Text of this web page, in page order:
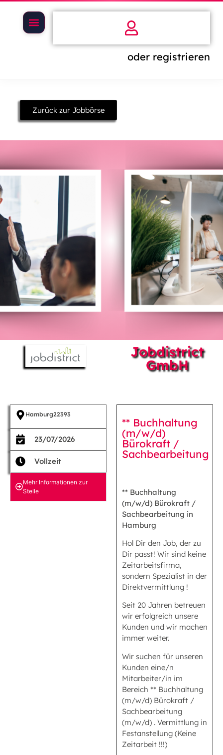
oder registrieren
Zurück zur Jobbörse
Jobdistrict
GmbH
Hamburg22393
23/07/2026
Vollzeit
Mehr Informationen zur
Stelle
** Buchhaltung
(m/w/d)
Bürokraft /
Sachbearbeitung
** Buchhaltung
(m/w/d) Bürokraft /
Sachbearbeitung in
Hamburg
Hol Dir den Job, der zu
Dir passt! Wir sind keine
Zeitarbeitsfirma,
sondern Spezialist in der
Direktvermittlung !
Seit 20 Jahren betreuen
wir erfolgreich unsere
Kunden und wir machen
immer weiter.
Wir suchen für unseren
Kunden eine/n
Mitarbeiter/in im
Bereich ** Buchhaltung
(m/w/d) Bürokraft /
Sachbearbeitung
(m/w/d) . Vermittlung in
Festanstellung (Keine
Zeitarbeit !!!)